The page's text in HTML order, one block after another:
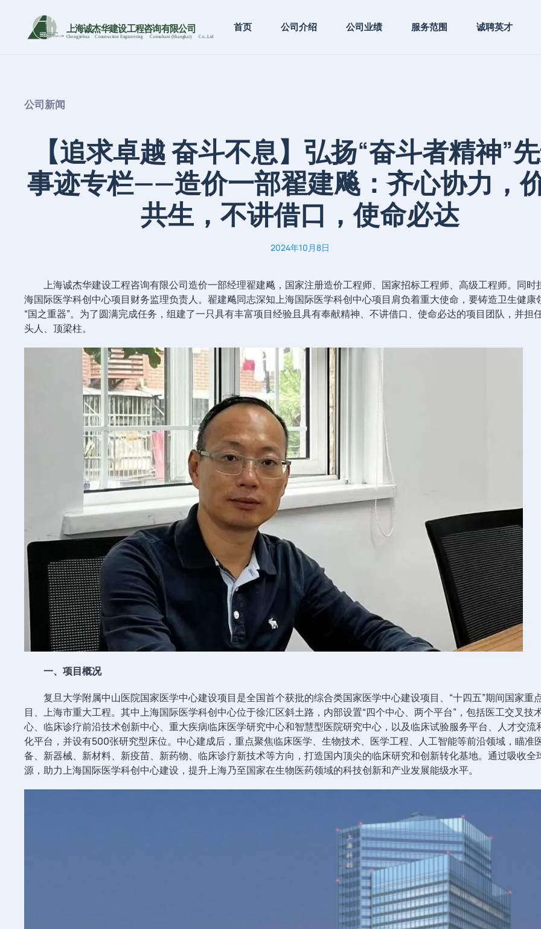
上海诚杰华建设工程咨询有限公司
Chengjiehua Construction Engineering Consultant (Shanghai) Co .,Ltd
首页 公司介绍 公司业绩 服务范围 诚聘英才
公司新闻
【追求卓越 奋斗不息】弘扬“奋斗者精神”
事迹专栏——造价一部翟建飚：齐心协力，
共生，不讲借口，使命必达
2024年10月8日
上海诚杰华建设工程咨询有限公司造价一部经理翟建飚，国家注册造价工程师、国家招标工程师、高级工程师。同时
海国际医学科创中心项目财务监理负责人。翟建飚同志深知上海国际医学科创中心项目肩负着重大使命，要铸造卫生健康
“国之重器”。为了圆满完成任务，组建了一只具有丰富项目经验且具有奉献精神、不讲借口、使命必达的项目团队，并担
头人、顶梁柱。
一、项目概况
复旦大学附属中山医院国家医学中心建设项目是全国首个获批的综合类国家医学中心建设项目、“十四五”期间国家重
目、上海市重大工程。其中上海国际医学科创中心位于徐汇区斜土路，内部设置“四个中心、两个平台”，包括医工交叉技
心、临床诊疗前沿技术创新中心、重大疾病临床医学研究中心和智慧型医院研究中心，以及临床试验服务平台、人才交流
化平台，并设有500张研究型床位。中心建成后，重点聚焦临床医学、生物技术、医学工程、人工智能等前沿领域，瞄准
备、新器械、新材料、新疫苗、新药物、临床诊疗新技术等方向，打造国内顶尖的临床研究和创新转化基地。通过吸收全
源，助力上海国际医学科创中心建设，提升上海乃至国家在生物医药领域的科技创新和产业发展能级水平。